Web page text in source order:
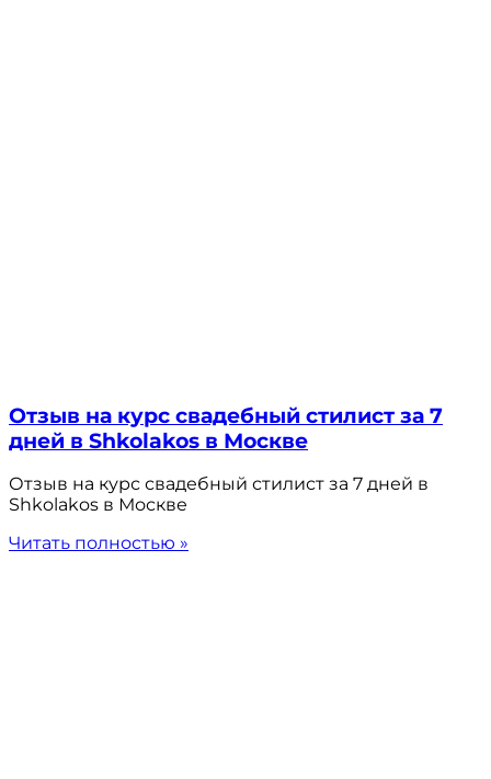
Отзыв на курс свадебный стилист за 7
дней в Shkolakos в Москве
Отзыв на курс свадебный стилист за 7 дней в
Shkolakos в Москве
Читать полностью »